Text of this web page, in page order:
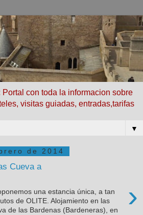
con toda la informacion sobre
visitas guiadas, entradas,tarifas
▼
de 2014
Cueva a
›
una estancia única, a tan
de OLITE. Alojamiento en las
de las Bardenas (Bardeneras), en